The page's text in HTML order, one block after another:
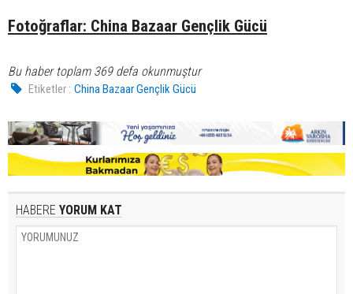
Fotoğraflar: China Bazaar Gençlik Gücü
Bu haber toplam 369 defa okunmuştur
Etiketler : China Bazaar Gençlik Gücü
HABERE YORUM KAT